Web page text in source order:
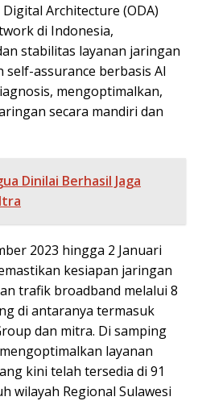
Architecture (ODA)
di Indonesia,
stabilitas layanan jaringan
assurance berbasis AI
mengoptimalkan,
secara mandiri dan
Dinilai Berhasil Jaga
2023 hingga 2 Januari
kesiapan jaringan
trafik broadband melalui 8
di antaranya termasuk
dan mitra. Di samping
layanan
kini telah tersedia di 91
wilayah Regional Sulawesi